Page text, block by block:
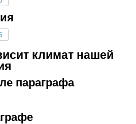
климат нашей
параграфа